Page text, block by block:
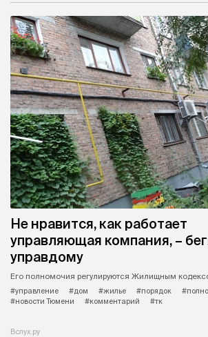
Не нравится, как работает
управляющая компания, –
управдому
Его полномочия регулируются Жилищным
#управление
#дом #жилье #порядок
#новости Тюмени
#комментарий #тк
Вслух.ру